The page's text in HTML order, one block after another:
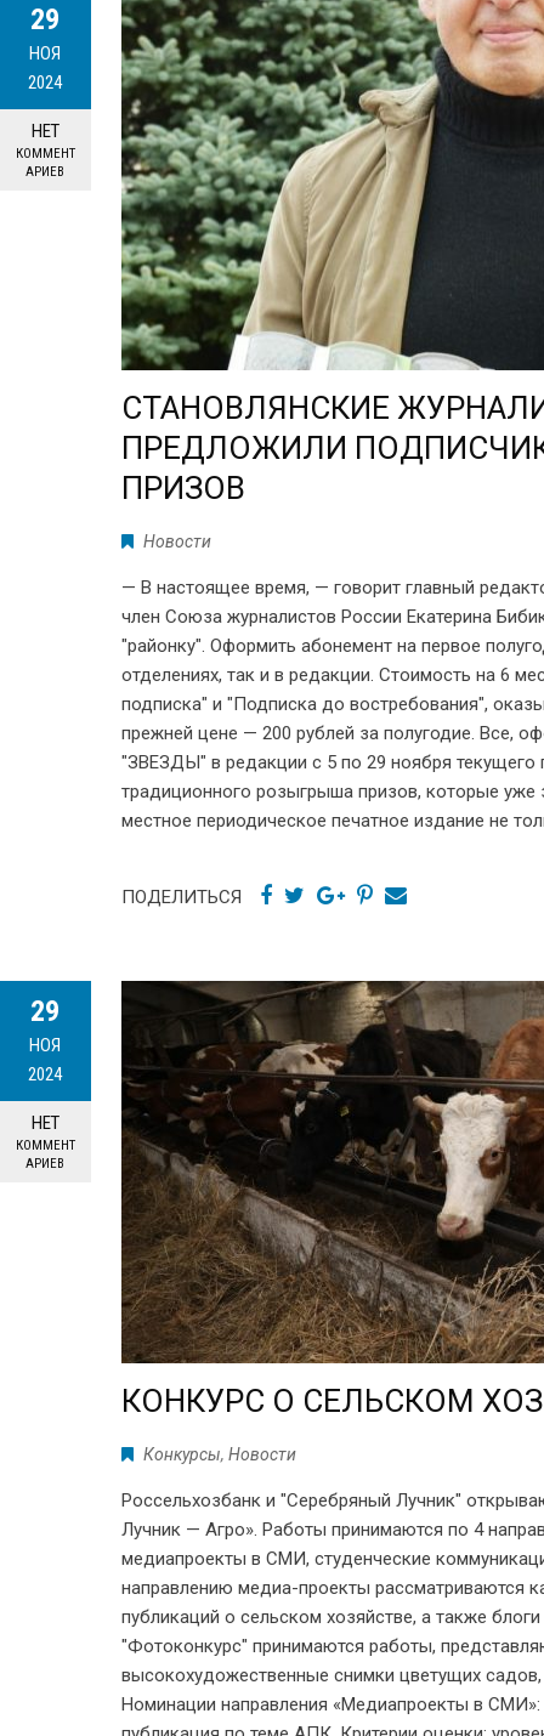
29
НОЯ
2024
НЕТ
КОММЕНТ
АРИЕВ
СТАНОВЛЯНСКИЕ
ПРЕДЛОЖИЛИ
ПРИЗОВ
Новости
— В настоящее время, — говорит главный
член Союза журналистов России Екатерина
"районку". Оформить абонемент на первое
отделениях, так и в редакции. Стоимость на 6
подписка" и "Подписка до востребования",
прежней цене — 200 рублей за полугодие. Все,
"ЗВЕЗДЫ" в редакции с 5 по 29 ноября текущего
традиционного розыгрыша призов, которые
местное периодическое печатное издание не
ПОДЕЛИТЬСЯ
29
НОЯ
2024
НЕТ
КОММЕНТ
АРИЕВ
КОНКУРС О СЕЛЬСКОМ
Конкурсы, Новости
Россельхозбанк и "Серебряный Лучник"
Лучник — Агро». Работы принимаются по 4
медиапроекты в СМИ, студенческие
направлению медиа-проекты рассматриваются
публикаций о сельском хозяйстве, а также
"Фотоконкурс" принимаются работы,
высокохудожественные снимки цветущих
Номинации направления «Медиапроекты в СМИ»: